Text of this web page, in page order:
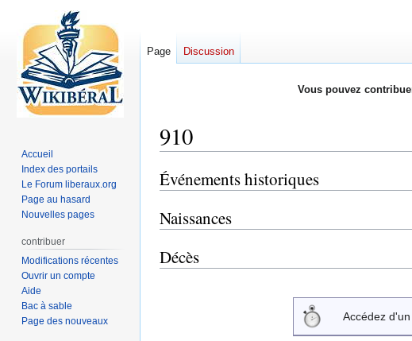
Vous pouvez
910
Aller
à
la
navigation
Aller
à
la
recherche
Événements historiques
Naissances
Décès
Accédez
Page Discussion
Accueil
Index des portails
Le Forum liberaux.org
Page au hasard
Nouvelles pages
contribuer
Modifications récentes
Ouvrir un compte
Aide
Bac à sable
Page des nouveaux